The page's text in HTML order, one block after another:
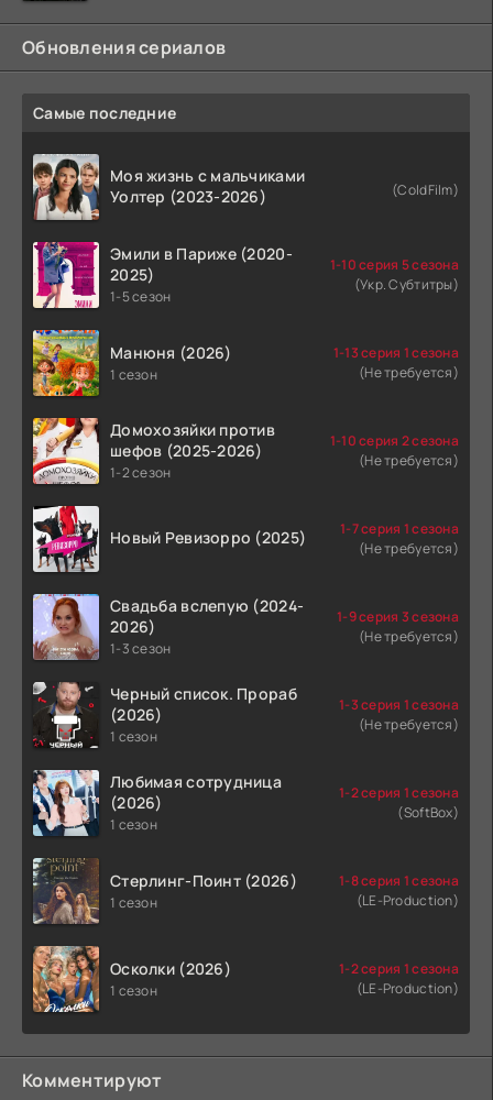
Обновления сериалов
Самые последние
Моя жизнь с мальчиками
Уолтер (2023-2026)
(ColdFilm)
Эмили в Париже (2020-
2025)
1-5 сезон
1-10 серия 5 сезона
(Укр. Субтитры)
Манюня (2026)
1 сезон
1-13 серия 1 сезона
(Не требуется)
Домохозяйки против
шефов (2025-2026)
1-2 сезон
1-10 серия 2 сезона
(Не требуется)
Новый Ревизорро (2025)
1-7 серия 1 сезона
(Не требуется)
Свадьба вслепую (2024-
2026)
1-3 сезон
1-9 серия 3 сезона
(Не требуется)
Черный список. Прораб
(2026)
1 сезон
1-3 серия 1 сезона
(Не требуется)
Любимая сотрудница
(2026)
1 сезон
1-2 серия 1 сезона
(SoftBox)
Стерлинг-Поинт (2026)
1 сезон
1-8 серия 1 сезона
(LE-Production)
Осколки (2026)
1 сезон
1-2 серия 1 сезона
(LE-Production)
Комментируют